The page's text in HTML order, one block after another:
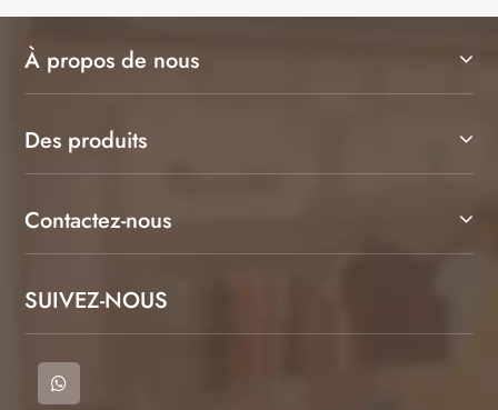
robe pour
À propos de nous
Des produits
Contactez-nous
SUIVEZ-NOUS